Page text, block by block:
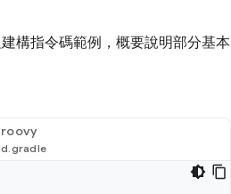
構指令碼範例，概要說明部分基本